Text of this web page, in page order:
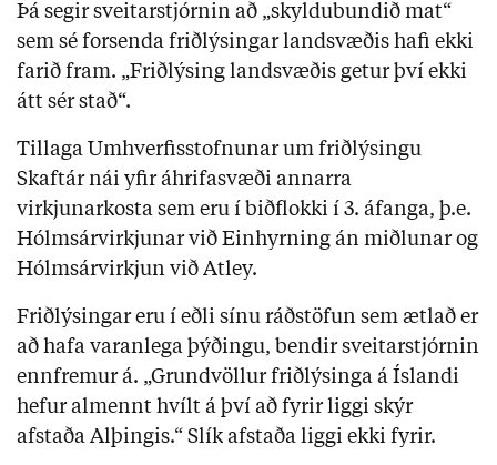
Þá segir sveitarstjórnin að „skyldubundið mat“
sem sé forsenda friðlýsingar landsvæðis hafi ekki
farið fram. „Friðlýsing landsvæðis getur því ekki
átt sér stað“.
Tillaga Umhverfisstofnunar um friðlýsingu
Skaftár nái yfir áhrifasvæði annarra
virkjunarkosta sem eru í biðflokki í 3. áfanga, þ.e.
Hólmsárvirkjunar við Einhyrning án miðlunar og
Hólmsárvirkjun við Atley.
Friðlýsingar eru í eðli sínu ráðstöfun sem ætlað er
að hafa varanlega þýðingu, bendir sveitarstjórnin
ennfremur á. „Grundvöllur friðlýsinga á Íslandi
hefur almennt hvílt á því að fyrir liggi skýr
afstaða Alþingis.“ Slík afstaða liggi ekki fyrir.